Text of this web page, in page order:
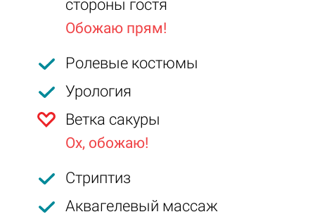
стороны гостя
Обожаю прям!
Ролевые костюмы
Урология
Ветка сакуры
Ох, обожаю!
Стриптиз
Аквагелевый массаж